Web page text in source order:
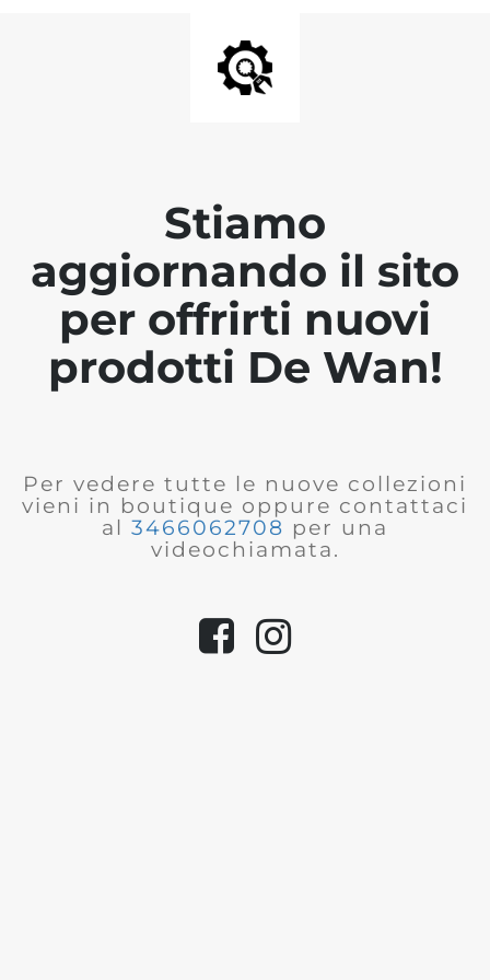
Stiamo
aggiornando il sito
per offrirti nuovi
prodotti De Wan!
Per vedere tutte le nuove collezioni
vieni in boutique oppure contattaci
al 3466062708 per una
videochiamata.